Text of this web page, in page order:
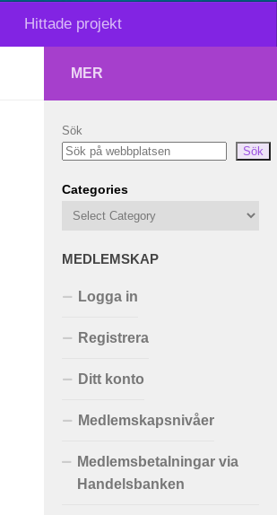
Hittade projekt
MER
Sök
Sök
Categories
MEDLEMSKAP
Logga in
Registrera
Ditt konto
Medlemskapsnivåer
Medlemsbetalningar via
Handelsbanken